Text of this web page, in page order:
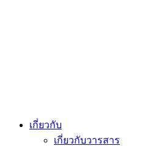
เกี่ยวกับ
เกี่ยวกับวารสาร